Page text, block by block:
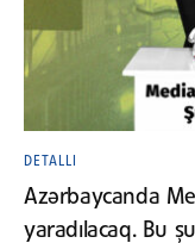
DETALLI
Azərbaycanda
yaradılacaq. Bu